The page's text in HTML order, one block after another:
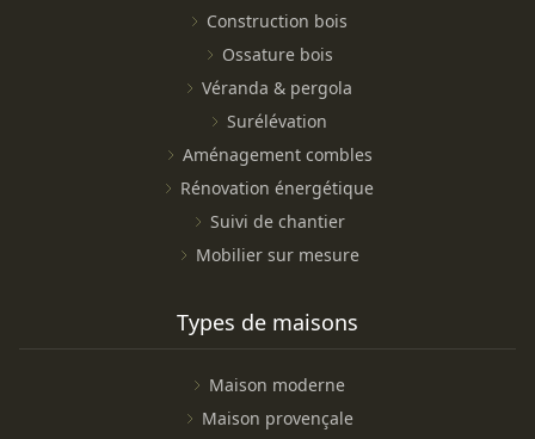
Construction bois
Ossature bois
Véranda & pergola
Surélévation
Aménagement combles
Rénovation énergétique
Suivi de chantier
Mobilier sur mesure
Types de maisons
Maison moderne
Maison provençale